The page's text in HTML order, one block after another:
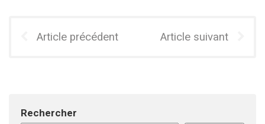
Article précédent Article suivant
Rechercher